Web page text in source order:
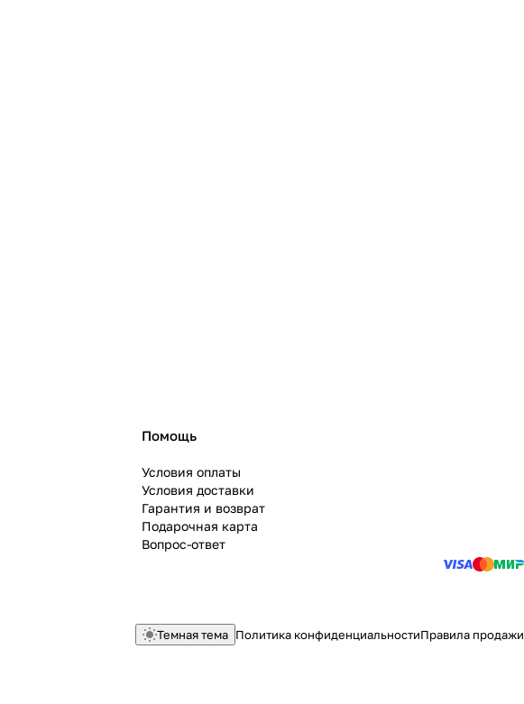
Помощь
Условия оплаты
Условия доставки
Гарантия и возврат
Подарочная карта
Вопрос-ответ
Темная тема Политика конфиденциальностиПравила продажи